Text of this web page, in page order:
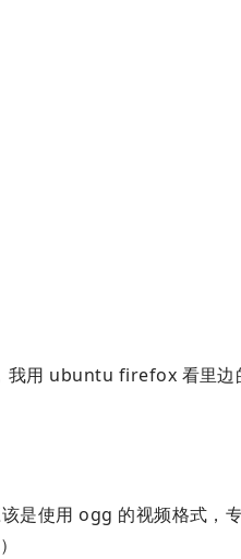
我用 ubuntu firefox 看里边
是使用 ogg 的视频格式，